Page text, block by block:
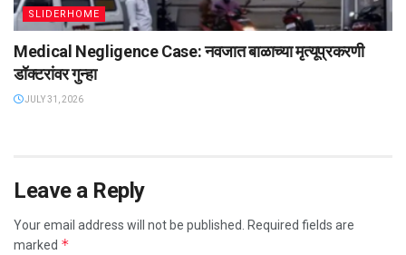
SLIDERHOME
Medical Negligence Case: नवजात बाळाच्या मृत्यूप्रकरणी
डॉक्टरांवर गुन्हा
JULY 31, 2026
Leave a Reply
Your email address will not be published.
Required fields are
marked *